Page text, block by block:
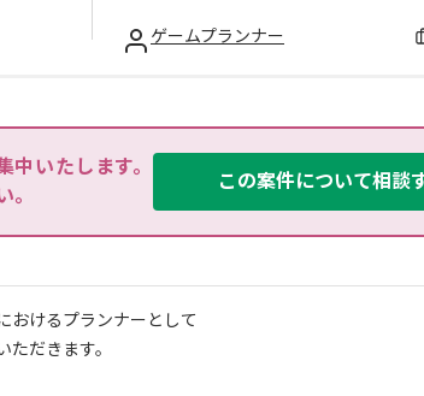
ゲームプランナー
いたします。
。
この案件について相談
おけるプランナーとして
ただきます。